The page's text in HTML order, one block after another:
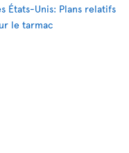
États-Unis: Plans relatifs
le tarmac